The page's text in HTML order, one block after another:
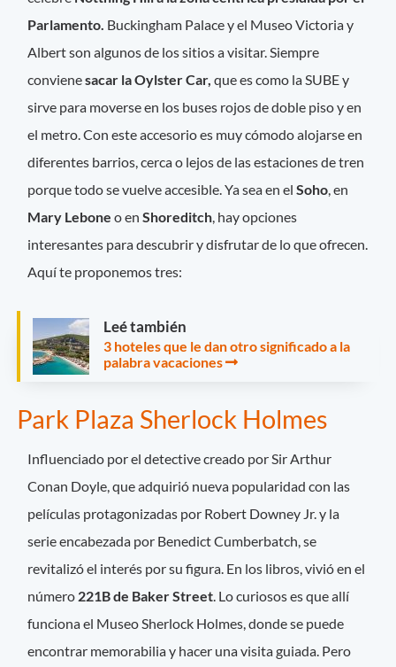
Parlamento. Buckingham Palace y el Museo Victoria y
Albert son algunos de los sitios a visitar. Siempre
convienesacar la Oylster Car, que es como la SUBE y
sirve para moverse en los buses rojos de doble piso y en
el metro. Con este accesorio es muy cómodo alojarse en
diferentes barrios, cerca o lejos de las estaciones de tren
porque todo se vuelve accesible. Ya sea en elSoho , en
Mary Leboneo enShoreditch , hay opciones
interesantes para descubrir y disfrutar de lo que ofrecen.
Aquí te proponemos tres:
Leé también
3 hoteles que le dan otro significado a la
palabra vacaciones
Park Plaza Sherlock Holmes
Influenciado por el detective creado por Sir Arthur
Conan Doyle, que adquirió nueva popularidad con las
películas protagonizadas por Robert Downey Jr. y la
serie encabezada por Benedict Cumberbatch, se
revitalizó el interés por su figura. En los libros, vivió en el
número 221B de Baker Street. Lo curiosos es que allí
funciona el Museo Sherlock Holmes, donde se puede
encontrar memorabilia y hacer una visita guiada. Pero